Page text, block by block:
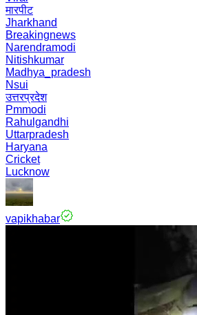
मारपीट
Jharkhand
Breakingnews
Narendramodi
Nitishkumar
Madhya_pradesh
Nsui
उत्तरप्रदेश
Pmmodi
Rahulgandhi
Uttarpradesh
Haryana
Cricket
Lucknow
vapikhabar